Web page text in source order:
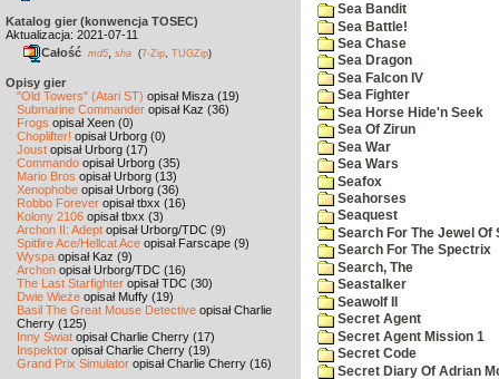
Katalog gier (konwencja TOSEC)
Aktualizacja: 2021-07-11
Całość md5 sha (7-Zip TUGZip)
Opisy gier
"Old Towers" (Atari ST) opisał Misza (19)
Submarine Commander opisał Kaz (36)
Frogs opisał Xeen (0)
Choplifter! opisał Urborg (0)
Joust opisał Urborg (17)
Commando opisał Urborg (35)
Mario Bros opisał Urborg (13)
Xenophobe opisał Urborg (36)
Robbo Forever opisał tbxx (16)
Kolony 2106 opisał tbxx (3)
Archon II: Adept opisał Urborg/TDC (9)
Spitfire Ace/Hellcat Ace opisał Farscape (9)
Wyspa opisał Kaz (9)
Archon opisał Urborg/TDC (16)
The Last Starfighter opisał TDC (30)
Dwie Wieże opisał Muffy (19)
Basil The Great Mouse Detective opisał Charlie
Cherry (125)
Inny Świat opisał Charlie Cherry (17)
Inspektor opisał Charlie Cherry (19)
Grand Prix Simulator opisał Charlie Cherry (16)
Sea Bandit
Sea Battle!
Sea Chase
Sea Dragon
Sea Falcon IV
Sea Fighter
Sea Horse Hide'n Seek
Sea Of Zirun
Sea War
Sea Wars
Seafox
Seahorses
Seaquest
Search For The Jewel Of
Search For The Spectrix
Search, The
Seastalker
Seawolf II
Secret Agent
Secret Agent Mission 1
Secret Code
Secret Diary Of Adrian